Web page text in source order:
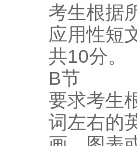
考生根据
应用性短
共10分。
B节
要求考生
词左右的